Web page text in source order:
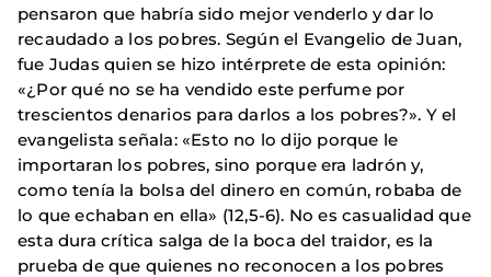
pensaron que habría sido mejor venderlo y dar lo
recaudado a los pobres. Según el Evangelio de Juan,
fue Judas quien se hizo intérprete de esta opinión:
«¿Por qué no se ha vendido este perfume por
trescientos denarios para darlos a los pobres?». Y el
evangelista señala: «Esto no lo dijo porque le
importaran los pobres, sino porque era ladrón y,
como tenía la bolsa del dinero en común, robaba de
lo que echaban en ella» (12,5-6). No es casualidad que
esta dura crítica salga de la boca del traidor, es la
prueba de que quienes no reconocen a los pobres